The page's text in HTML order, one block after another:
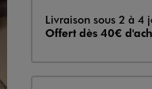
Livraison
Livraison sous 2 à 4
Offert dès 40€